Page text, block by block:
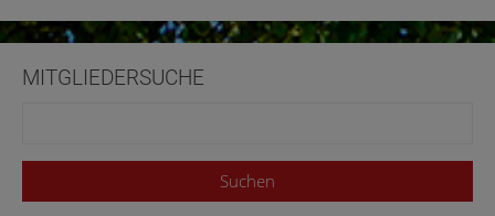
MITGLIEDERSUCHE